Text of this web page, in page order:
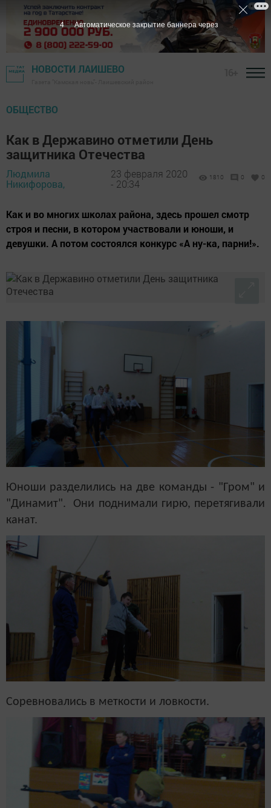
НОВОСТИ ЛАИШЕВО
ОБЩЕСТВО
Как в Державино отметили День
защитника Отечества
Людмила
Никифорова,
23 февраля 2020
- 20:34
1810 0 0
Как и во многих школах района, здесь прошел смотр
строя и песни, в котором участвовали и юноши, и
девушки. А потом состоялся конкурс «А ну-ка, парни!».
Юноши разделились на две команды - "Гром" и
"Динамит". Они поднимали гирю, перетягивали
канат.
Соревновались в меткости и ловкости.
3 Автоматическое закрытие баннера через